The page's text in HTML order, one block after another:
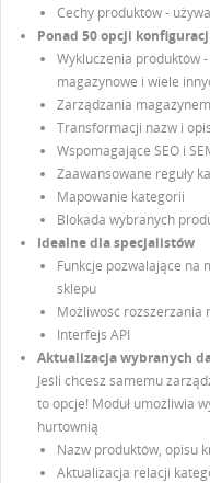
Cechy produktów -
Ponad 50 opcji
Wykluczenia produktów
magazynowe i wiele
Zarządzania
Transformacji nazw i
Wspomagające SEO i
Zaawansowane reguły
Mapowanie kategorii
Blokada wybranych
Idealne dla specjalistów
Funkcje pozwalające na
sklepu
Możliwość rozszerzania
Interfejs API
Aktualizacja wybranych
Jeśli chcesz samemu
to opcje! Moduł umożliwia
hurtownią
Nazw produktów, opisu
Aktualizacja relacji